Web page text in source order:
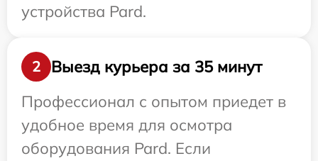
устройства Pard.
2
Выезд курьера за 35 минут
Профессионал с опытом приедет в
удобное время для осмотра
оборудования Pard. Если